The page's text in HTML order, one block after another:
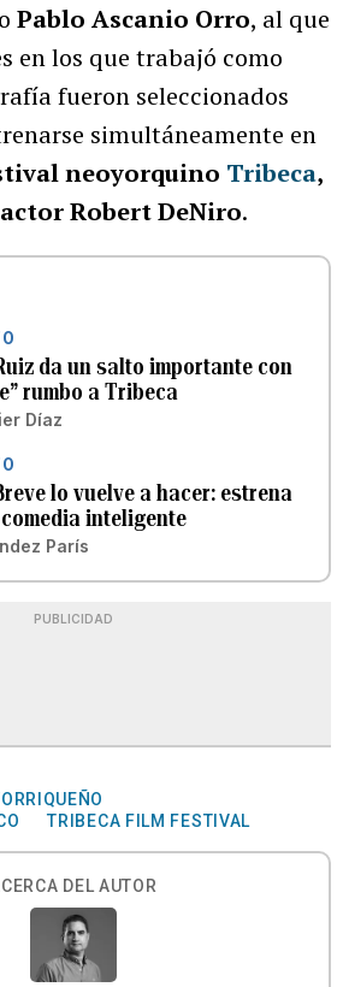
Pablo Ascanio Orro, al que
en los que trabajó como
fueron seleccionados
simultáneamente en
neoyorquino Tribeca,
Robert DeNiro.
da un salto importante con
rumbo a Tribeca
Díaz
lo vuelve a hacer: estrena
inteligente
París
PUBLICIDAD
TRIBECA FILM FESTIVAL
DEL AUTOR